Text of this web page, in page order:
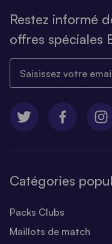
Restez informé
offres spéciales
Catégories
Packs Clubs
Maillots de match